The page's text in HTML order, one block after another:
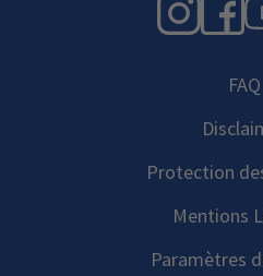
FAQ
Protection
Mentions
Paramètres